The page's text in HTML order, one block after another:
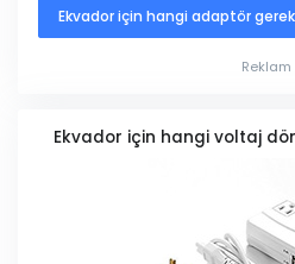
Ekvador için hangi adaptör
Reklam
Ekvador için hangi voltaj